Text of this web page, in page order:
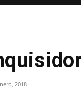
2018